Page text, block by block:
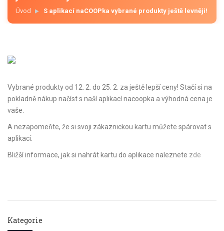
Úvod S aplikací naCOOPka vybrané produkty ještě levněji!
Vybrané produkty od 12. 2. do 25. 2. za ještě lepší ceny! Stačí si na
pokladně nákup načíst s naší aplikací nacoopka a výhodná cena je
vaše.
A nezapomeňte, že si svoji zákaznickou kartu můžete spárovat s
aplikací.
Bližší informace, jak si nahrát kartu do aplikace naleznete zde
Kategorie